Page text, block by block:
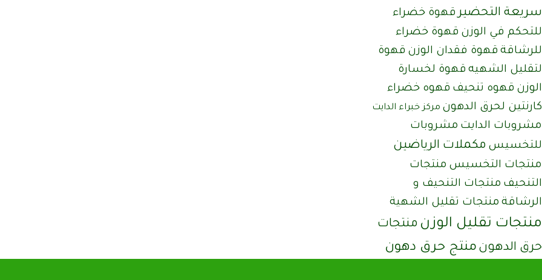
سريعة التحضير قهوة خضراء
للتحكم في الوزن قهوة خضراء
للرشاقة قهوة فقدان الوزن قهوة
لتقليل الشهيه قهوة لخسارة
الوزن قهوه تنحيف قهوه خضراء
كارنتين لحرق الدهون مركز خبراء الدايت
مشروبات الدايت مشروبات
للتخسيس مكملات الرياضين
منتجات التخسيس منتجات
التنحيف منتجات التنحيف و
الرشاقة منتجات تقليل الشهية
منتجات تقليل الوزن منتجات
حرق الدهون منتج حرق دهون